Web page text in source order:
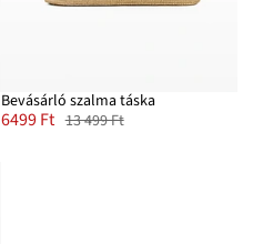
Bevásárló szalma táska
6499 Ft 13 499 Ft